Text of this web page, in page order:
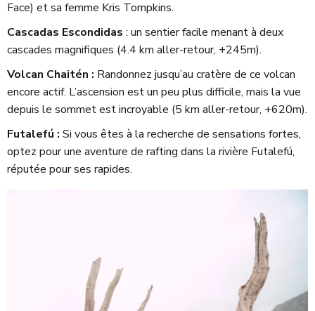
Face) et sa femme Kris Tompkins.
Cascadas Escondidas : un sentier facile menant à deux
cascades magnifiques (4.4 km aller-retour, +245m).
Volcan Chaitén : Randonnez jusqu’au cratère de ce volcan
encore actif. L’ascension est un peu plus difficile, mais la vue
depuis le sommet est incroyable (5 km aller-retour, +620m).
Futalefú : Si vous êtes à la recherche de sensations fortes,
optez pour une aventure de rafting dans la rivière Futalefú,
réputée pour ses rapides.